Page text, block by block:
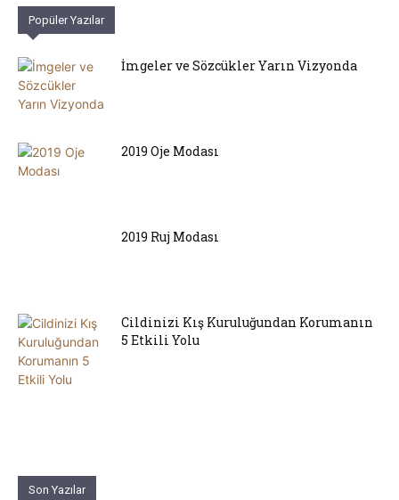
Popüler Yazılar
İmgeler ve Sözcükler Yarın Vizyonda
2019 Oje Modası
2019 Ruj Modası
Cildinizi Kış Kuruluğundan Korumanın
5 Etkili Yolu
Son Yazılar